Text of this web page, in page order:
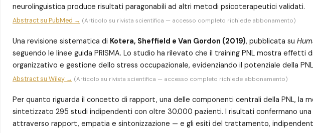
neurolinguistica produce risultati paragonabili ad altri metodi psicoterapeutici validati.
Abstract su PubMed → (Articolo su rivista scientifica — accesso completo richiede abbonamento)
Una revisione sistematica di Kotera, Sheffield e Van Gordon (2019), pubblicata su
seguendo le linee guida PRISMA. Lo studio ha rilevato che il training PNL mostra
organizzativo e gestione dello stress occupazionale, evidenziando il potenziale della
Abstract su Wiley → (Articolo su rivista scientifica — accesso completo richiede abbonamento)
Per quanto riguarda il concetto di rapport, una delle componenti centrali della PNL, la
sintetizzato 295 studi indipendenti con oltre 30.000 pazienti. I risultati confermano
attraverso rapport, empatia e sintonizzazione — e gli esiti del trattamento,